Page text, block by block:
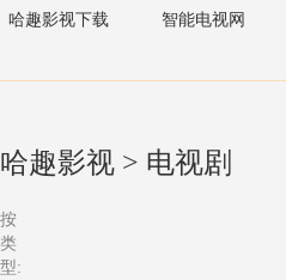
哈趣影视下载 智能电视网
哈趣影视 > 电视剧
按
类
型: